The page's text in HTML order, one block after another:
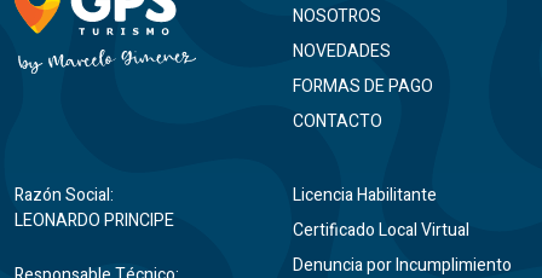
NOSOTROS
NOVEDADES
FORMAS DE PAGO
CONTACTO
Razón Social:
LEONARDO PRINCIPE
Licencia Habilitante
Certificado Local Virtual
Denuncia por Incumplimiento